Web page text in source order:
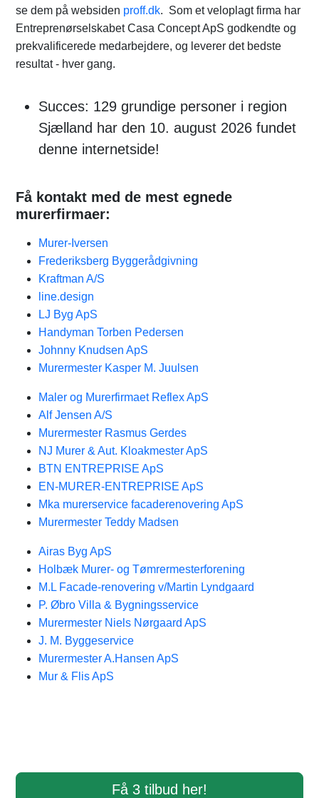
se dem på websiden proff.dk. Som et veloplagt firma har
Entreprenørselskabet Casa Concept ApS godkendte og
prekvalificerede medarbejdere, og leverer det bedste
resultat - hver gang.
Succes: 129 grundige personer i region
Sjælland har den 10. august 2026 fundet
denne internetside!
Få kontakt med de mest egnede
murerfirmaer:
Murer-Iversen
Frederiksberg Byggerådgivning
Kraftman A/S
line.design
LJ Byg ApS
Handyman Torben Pedersen
Johnny Knudsen ApS
Murermester Kasper M. Juulsen
Maler og Murerfirmaet Reflex ApS
Alf Jensen A/S
Murermester Rasmus Gerdes
NJ Murer & Aut. Kloakmester ApS
BTN ENTREPRISE ApS
EN-MURER-ENTREPRISE ApS
Mka murerservice facaderenovering ApS
Murermester Teddy Madsen
Airas Byg ApS
Holbæk Murer- og Tømrermesterforening
M.L Facade-renovering v/Martin Lyndgaard
P. Øbro Villa & Bygningsservice
Murermester Niels Nørgaard ApS
J. M. Byggeservice
Murermester A.Hansen ApS
Mur & Flis ApS
Få 3 tilbud her!